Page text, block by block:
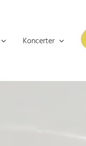
Koncerter